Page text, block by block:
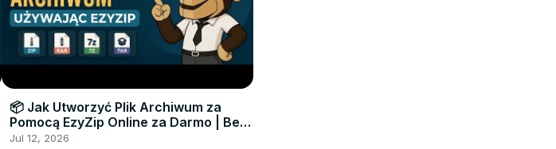
📦 Jak Utworzyć Plik Archiwum za
Pomocą EzyZip Online za Darmo | Bez
Instalacji Oprogramowania
Jul 12, 2026